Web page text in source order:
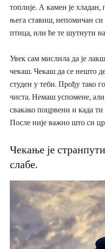
топлије. А камен је
њега ставиш, непомичан си
птица, или ће те шутнути
Увек сам мислила да је
чекаш. Чекаш да се нешто
студен у теби. Прођу тако
чиста. Немаш успомене,
свакако поцрвени и када
После није важно што си
Чекање је
слабе.